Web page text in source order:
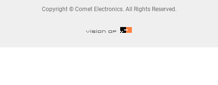
Copyright © Comet Electronics. All Rights Reserved.